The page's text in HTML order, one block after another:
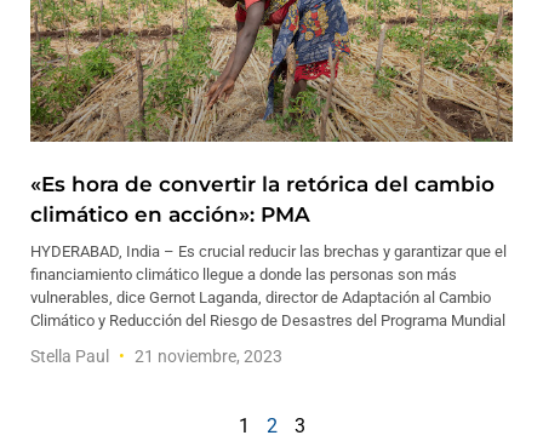
«Es hora de convertir la retórica del cambio
climático en acción»: PMA
HYDERABAD, India – Es crucial reducir las brechas y garantizar que el
financiamiento climático llegue a donde las personas son más
vulnerables, dice Gernot Laganda, director de Adaptación al Cambio
Climático y Reducción del Riesgo de Desastres del Programa Mundial
Stella Paul 21 noviembre, 2023
1 2 3